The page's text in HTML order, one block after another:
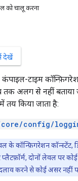
को चालू करना
देखें
टाइम
तक अलग से नहीं बताया
तय किया जाता है:
core/config/
के कॉन्फ़िगरेशन कॉन्स्टेंट,
दोनों लेवल पर कोई
करने से कोई असर नहीं